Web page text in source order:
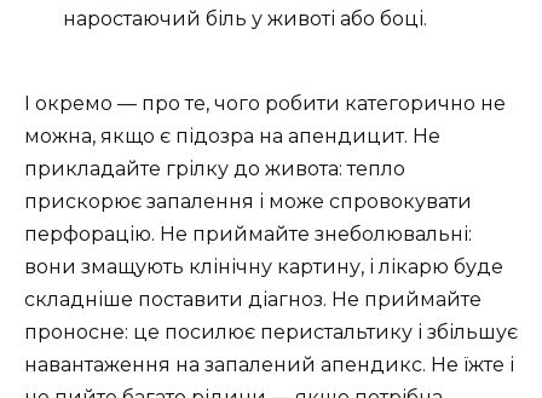
наростаючий біль у животі або боці.
І окремо — про те, чого робити категорично не
можна, якщо є підозра на апендицит. Не
прикладайте грілку до живота: тепло
прискорює запалення і може спровокувати
перфорацію. Не приймайте знеболювальні:
вони змащують клінічну картину, і лікарю буде
складніше поставити діагноз. Не приймайте
проносне: це посилює перистальтику і збільшує
навантаження на запалений апендикс. Не їжте і